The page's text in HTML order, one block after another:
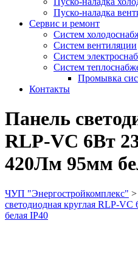
Пуско-наладка
Сервис и ремонт
Систем
Систем вентиляции
Систем
Систем
Промывка
Контакты
Панель
RLP-VC 6Вт
420Лм 95мм
ЧУП "Энергостройкомплекс" >
светодиодная круглая RLP-
белая IP40